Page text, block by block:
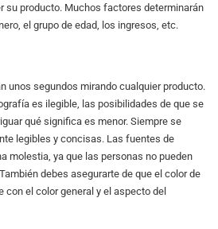
su producto. Muchos factores determinarán
el grupo de edad, los ingresos, etc.
unos segundos mirando cualquier producto.
es ilegible, las posibilidades de que se
qué significa es menor. Siempre se
legibles y concisas. Las fuentes de
molestia, ya que las personas no pueden
debes asegurarte de que el color de
con el color general y el aspecto del